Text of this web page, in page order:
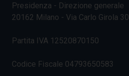
Presidenza - Direzione generale
20162 Milano - Via Carlo Girola 30
Partita IVA 12520870150
Codice Fiscale 04793650583